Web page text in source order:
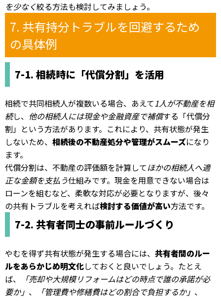
を少なく絞る方法も検討してみましょう。
7. 共有持分トラブルを回避するため
の具体例
7-1. 相続時に「代償分割」を活用
相続で共同相続人が複数いる場合、あえて1人が不動産を相
続し、 他の相続人には現金や金融資産で補償する「代償分
割」という方法があります。これにより、共有状態が発生
しないため、 相続後の不動産処分や管理がスムーズになり
ます。
代償分割は、不動産の評価額を計算してほかの相続人へ適
正な金額を支払う仕組みです。現金を用意できない場合は
ローンを組むなど、柔軟な対応が必要となりますが、後々
の共有トラブルを考えれば検討する価値が高い方法です。
7-2. 共有者同士の事前ルールづくり
やむを得ず共有状態が発生する場合には、 共有者間のルー
ルをあらかじめ明文化しておくと良いでしょう。たとえ
ば、
「売却や大規模リフォームはどの時点で誰の承諾が必
要か」 、 「管理費や修繕費はどの割合で負担するか」 、